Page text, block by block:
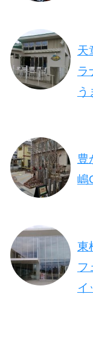
天
ラ
う
豊
嶋
東
フ
イ